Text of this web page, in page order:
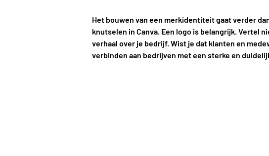
Het bouwen van een merkidentiteit gaat verder
knutselen in Canva. Een logo is belangrijk. Vertel
verhaal over je bedrijf. Wist je dat klanten en
verbinden aan bedrijven met een sterke en